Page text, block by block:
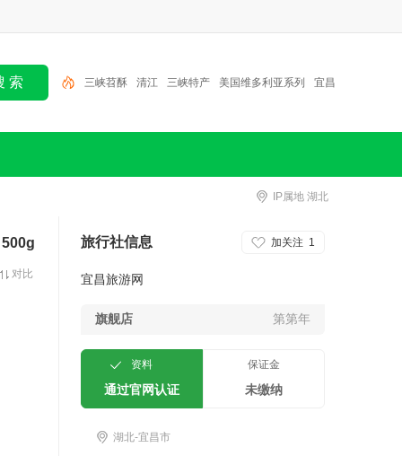
三峡苕酥 清江 三峡特产 美国维多利亚系列 宜昌
IP属地 湖北
对比
旅行社信息 加关注 1
宜昌旅游网
旗舰店 第第年
资料
通过官网认证
保证金
未缴纳
湖北-宜昌市